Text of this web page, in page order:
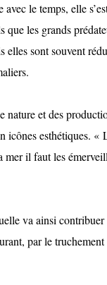
le temps, elle
que les grands
sont souvent
nature et des
icônes esthétiques. «
il faut les
va ainsi
par le